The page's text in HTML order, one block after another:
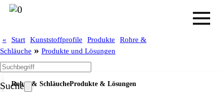
« Start Kunststoffprofile Produkte
Rohre &
Schläuche » Produkte und Lösungen
SucheRohre & SchläucheProdukte & Lösungen